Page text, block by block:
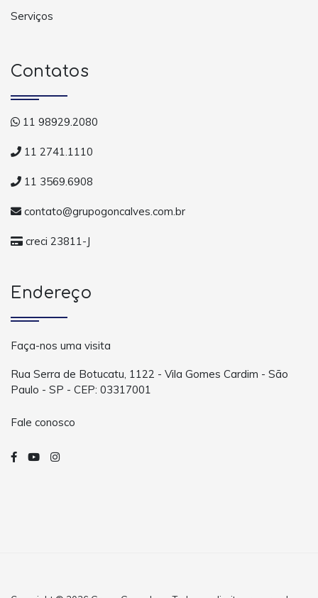
Serviços
Contatos
11 98929.2080
11 2741.1110
11 3569.6908
contato@grupogoncalves.com.br
creci 23811-J
Endereço
Faça-nos uma visita
Rua Serra de Botucatu, 1122 - Vila Gomes Cardim - São
Paulo - SP - CEP: 03317001
Fale conosco